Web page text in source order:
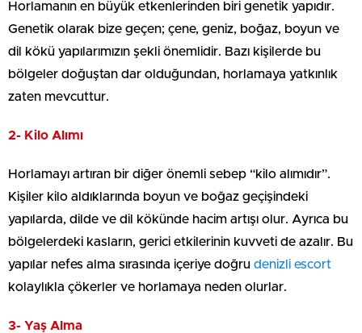
Horlamanın en büyük etkenlerinden biri genetik yapıdır.
Genetik olarak bize geçen; çene, geniz, boğaz, boyun ve
dil kökü yapılarımızın şekli önemlidir. Bazı kişilerde bu
bölgeler doğuştan dar olduğundan, horlamaya yatkınlık
zaten mevcuttur.
2- Kilo Alımı
Horlamayı artıran bir diğer önemli sebep “kilo alımıdır”.
Kişiler kilo aldıklarında boyun ve boğaz geçişindeki
yapılarda, dilde ve dil kökünde hacim artışı olur. Ayrıca bu
bölgelerdeki kasların, gerici etkilerinin kuvveti de azalır. Bu
yapılar nefes alma sırasında içeriye doğru denizli escort
kolaylıkla çökerler ve horlamaya neden olurlar.
3- Yaş Alma